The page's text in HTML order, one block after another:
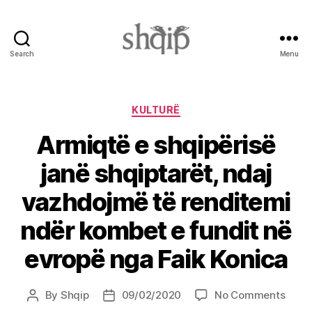
Search Menu
Categories
KULTURË
Armiqtë e shqipërisë
janë shqiptarët, ndaj
vazhdojmë të renditemi
ndër kombet e fundit në
evropë nga Faik Konica
Post
By Shqip
Post09/02/2020 No Commentson